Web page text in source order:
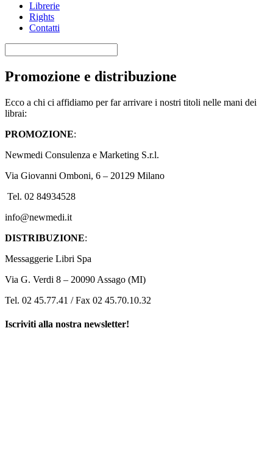
Librerie
Rights
Contatti
Promozione e distribuzione
Ecco a chi ci affidiamo per far arrivare i nostri titoli nelle mani dei
librai:
PROMOZIONE:
Newmedi Consulenza e Marketing S.r.l.
Via Giovanni Omboni, 6 – 20129 Milano
Tel. 02 84934528
info@newmedi.it
DISTRIBUZIONE:
Messaggerie Libri Spa
Via G. Verdi 8 – 20090 Assago (MI)
Tel. 02 45.77.41 / Fax 02 45.70.10.32
Iscriviti alla nostra newsletter!